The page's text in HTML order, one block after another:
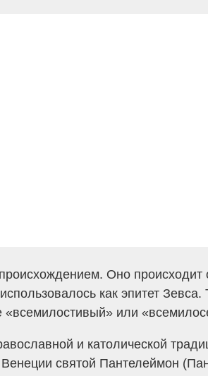
Оно
как эпитет
«всемилостивый» или
и католической
святой Пантелеймон